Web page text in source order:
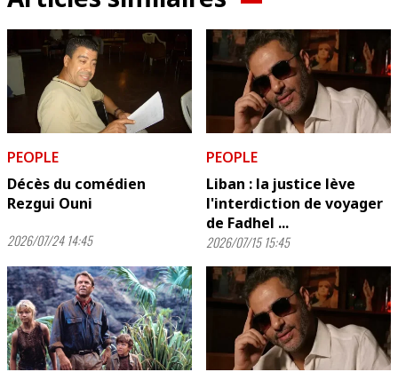
PEOPLE
Décès du comédien
Rezgui Ouni
2026/07/24 14:45
PEOPLE
Liban : la justice lève
l'interdiction de voyager
de Fadhel ...
2026/07/15 15:45